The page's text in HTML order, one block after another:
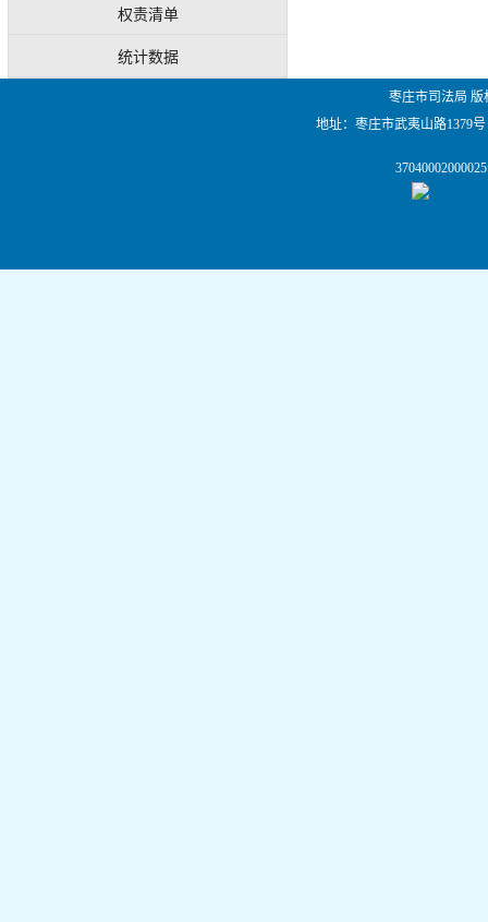
权责清单
统计数据
枣庄市司法局
地址：枣庄市武夷山路1379号